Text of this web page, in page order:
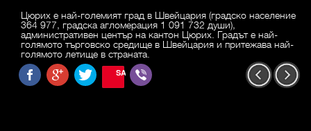
Цюрих е най-големият град в Швейцария (градско население
364 977, градска агломерация 1 091 732 души),
административен център на кантон Цюрих. Градът е най-
голямото търговско средище в Швейцария и притежава най-
голямото летище в страната.
SAVE